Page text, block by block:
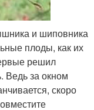
и шиповника
плоды, как их
решил
Ведь за окном
скоро